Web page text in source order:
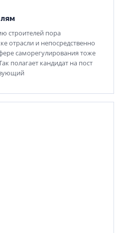
строителей пора
отрасли и непосредственно
саморегулирования тоже
полагает кандидат на пост